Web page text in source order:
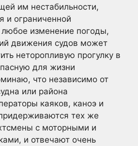
им нестабильности,
и ограниченной
изменение погоды,
движения судов может
неторопливую прогулку в
для жизни
что независимо от
или района
каяков, каноэ и
тех же
с моторными и
и отвечают очень